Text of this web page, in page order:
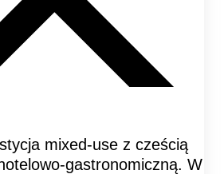
mixed-use z cześcią
gastronomiczną. W